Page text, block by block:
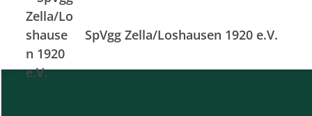
SpVgg Zella/Loshausen 1920 e.V.